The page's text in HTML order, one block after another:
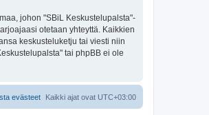
johon "SBiL Keskustelupalsta"-
otetaan yhteyttä. Kaikkien
keskusteluketju tai viesti niin
tai phpBB ei ole
Kaikki ajat ovat UTC+03:00
evästeet